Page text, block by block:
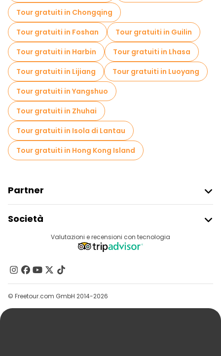
Passeggiate notturne gratuite a Chengdu
Tour in bicicletta a Chengdu
Tour gastronomici a Chengdu
Tour gratuiti nelle vicinanze Chengdu Research Base of Giant Panda Breeding
Tour gratuiti nelle vicinanze Fanghua Street
Tour gratuiti in Chongqing
Tour gratuiti in Foshan
Tour gratuiti in Guilin
Tour gratuiti in Harbin
Tour gratuiti in Lhasa
Tour gratuiti in Lijiang
Tour gratuiti in Luoyang
Tour gratuiti in Yangshuo
Tour gratuiti in Zhuhai
Tour gratuiti in Isola di Lantau
Tour gratuiti in Hong Kong Island
Partner
Accesso Del Fornitore
Programma Di Affiliazione
Società
Destinazioni
Contattaci
Gruppi
Aiuto
Valutazioni e recensioni con tecnologia
© Freetour.com GmbH 2014-2026